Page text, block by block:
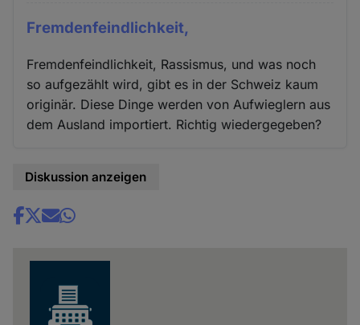
Fremdenfeindlichkeit,
Fremdenfeindlichkeit, Rassismus, und was noch
so aufgezählt wird, gibt es in der Schweiz kaum
originär. Diese Dinge werden von Aufwieglern aus
dem Ausland importiert. Richtig wiedergegeben?
Diskussion anzeigen
Share